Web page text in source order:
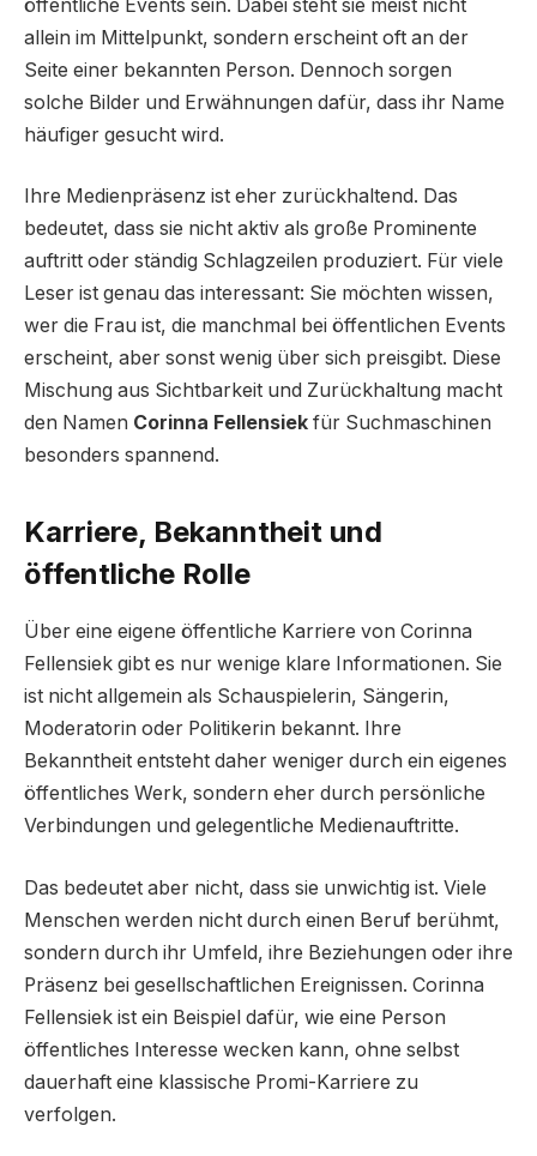
öffentliche Events sein. Dabei steht sie meist nicht
allein im Mittelpunkt, sondern erscheint oft an der
Seite einer bekannten Person. Dennoch sorgen
solche Bilder und Erwähnungen dafür, dass ihr Name
häufiger gesucht wird.
Ihre Medienpräsenz ist eher zurückhaltend. Das
bedeutet, dass sie nicht aktiv als große Prominente
auftritt oder ständig Schlagzeilen produziert. Für viele
Leser ist genau das interessant: Sie möchten wissen,
wer die Frau ist, die manchmal bei öffentlichen Events
erscheint, aber sonst wenig über sich preisgibt. Diese
Mischung aus Sichtbarkeit und Zurückhaltung macht
den Namen Corinna Fellensiek für Suchmaschinen
besonders spannend.
Karriere, Bekanntheit und
öffentliche Rolle
Über eine eigene öffentliche Karriere von Corinna
Fellensiek gibt es nur wenige klare Informationen. Sie
ist nicht allgemein als Schauspielerin, Sängerin,
Moderatorin oder Politikerin bekannt. Ihre
Bekanntheit entsteht daher weniger durch ein eigenes
öffentliches Werk, sondern eher durch persönliche
Verbindungen und gelegentliche Medienauftritte.
Das bedeutet aber nicht, dass sie unwichtig ist. Viele
Menschen werden nicht durch einen Beruf berühmt,
sondern durch ihr Umfeld, ihre Beziehungen oder ihre
Präsenz bei gesellschaftlichen Ereignissen. Corinna
Fellensiek ist ein Beispiel dafür, wie eine Person
öffentliches Interesse wecken kann, ohne selbst
dauerhaft eine klassische Promi-Karriere zu
verfolgen.